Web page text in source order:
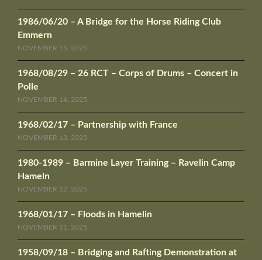
1986/06/20 – A Bridge for the Horse Riding Club
Emmern
NOVEMBER 15, 2025
1968/08/29 – 26 RCT – Corps of Drums – Concert in
Polle
NOVEMBER 14, 2025
1968/02/17 – Partnership with France
NOVEMBER 13, 2025
1980-1989 – Barmine Layer Training – Ravelin Camp
Hameln
NOVEMBER 12, 2025
1968/01/17 – Floods in Hamelin
NOVEMBER 11, 2025
1958/09/18 – Bridging and Rafting Demonstration at